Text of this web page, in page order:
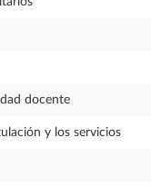
docente
y los servicios